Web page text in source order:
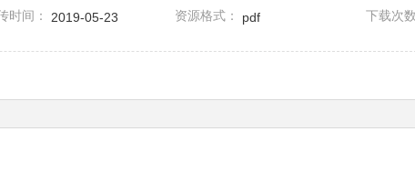
时间： 2019-05-23 资源格式： pdf 下载次数